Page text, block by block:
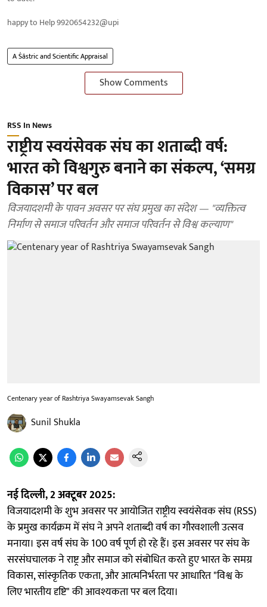
happy to Help 9920654232@upi
A Śāstric and Scientific Appraisal
Show Comments
RSS In News
राष्ट्रीय स्वयंसेवक संघ का शताब्दी वर्ष:
भारत को विश्वगुरु बनाने का संकल्प, ‘समग्र
विकास’ पर बल
विजयादशमी के पावन अवसर पर संघ प्रमुख का संदेश — "व्यक्तित्व
निर्माण से समाज परिवर्तन और समाज परिवर्तन से विश्व कल्याण"
Centenary year of Rashtriya Swayamsevak Sangh
Sunil Shukla
नई दिल्ली, 2 अक्टूबर 2025:
विजयादशमी के शुभ अवसर पर आयोजित राष्ट्रीय स्वयंसेवक संघ (RSS)
के प्रमुख कार्यक्रम में संघ ने अपने शताब्दी वर्ष का गौरवशाली उत्सव
मनाया। इस वर्ष संघ के 100 वर्ष पूर्ण हो रहे हैं। इस अवसर पर संघ के
सरसंघचालक ने राष्ट्र और समाज को संबोधित करते हुए भारत के समग्र
विकास, सांस्कृतिक एकता, और आत्मनिर्भरता पर आधारित "विश्व के
लिए भारतीय दृष्टि" की आवश्यकता पर बल दिया।